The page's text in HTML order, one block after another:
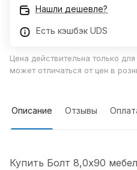
Нашли дешевле?
Есть кэшбэк UDS
Цена действительна только
может отличаться от цен в
Описание Отзывы
Купить Болт 8,0х90